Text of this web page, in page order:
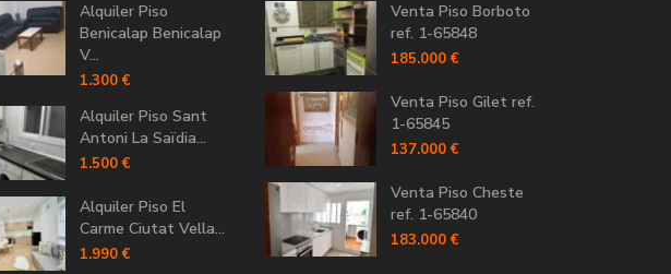
Alquiler Piso
Benicalap Benicalap
V...
1.300 €
Alquiler Piso Sant
Antoni La Saïdia...
1.500 €
Alquiler Piso El
Carme Ciutat Vella...
1.990 €
Venta Piso Borboto
ref. 1-65848
185.000 €
Venta Piso Gilet ref.
1-65845
137.000 €
Venta Piso Cheste
ref. 1-65840
183.000 €